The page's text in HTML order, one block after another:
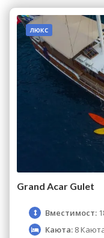
люкс
Grand Acar Gulet
Вместимост:
Каюта: 8